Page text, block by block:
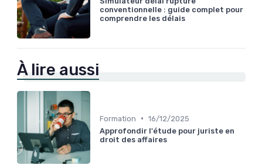
conventionnelle : guide complet pour
comprendre les délais
À lire aussi
Formation • 16/12/2025
Approfondir l'étude pour juriste en
droit des affaires